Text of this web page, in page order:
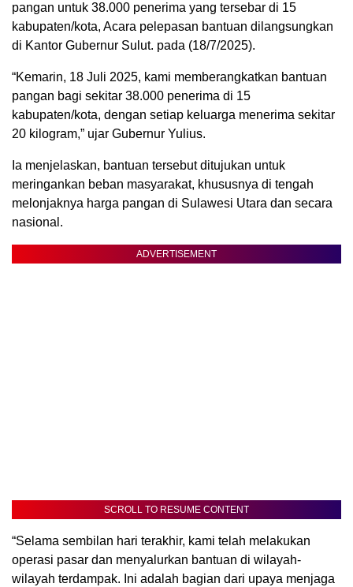
pangan untuk 38.000 penerima yang tersebar di 15
kabupaten/kota, Acara pelepasan bantuan dilangsungkan
di Kantor Gubernur Sulut. pada (18/7/2025).
“Kemarin, 18 Juli 2025, kami memberangkatkan bantuan
pangan bagi sekitar 38.000 penerima di 15
kabupaten/kota, dengan setiap keluarga menerima sekitar
20 kilogram,” ujar Gubernur Yulius.
Ia menjelaskan, bantuan tersebut ditujukan untuk
meringankan beban masyarakat, khususnya di tengah
melonjaknya harga pangan di Sulawesi Utara dan secara
nasional.
ADVERTISEMENT
Biru Kuning Geometris Modern Rekrutmen Staf
Kantor Poster Horizontal
SCROLL TO RESUME CONTENT
“Selama sembilan hari terakhir, kami telah melakukan
operasi pasar dan menyalurkan bantuan di wilayah-
wilayah terdampak. Ini adalah bagian dari upaya menjaga